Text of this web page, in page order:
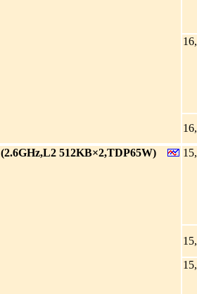
(2.6GHz,L2 512KB×2,TDP65W)